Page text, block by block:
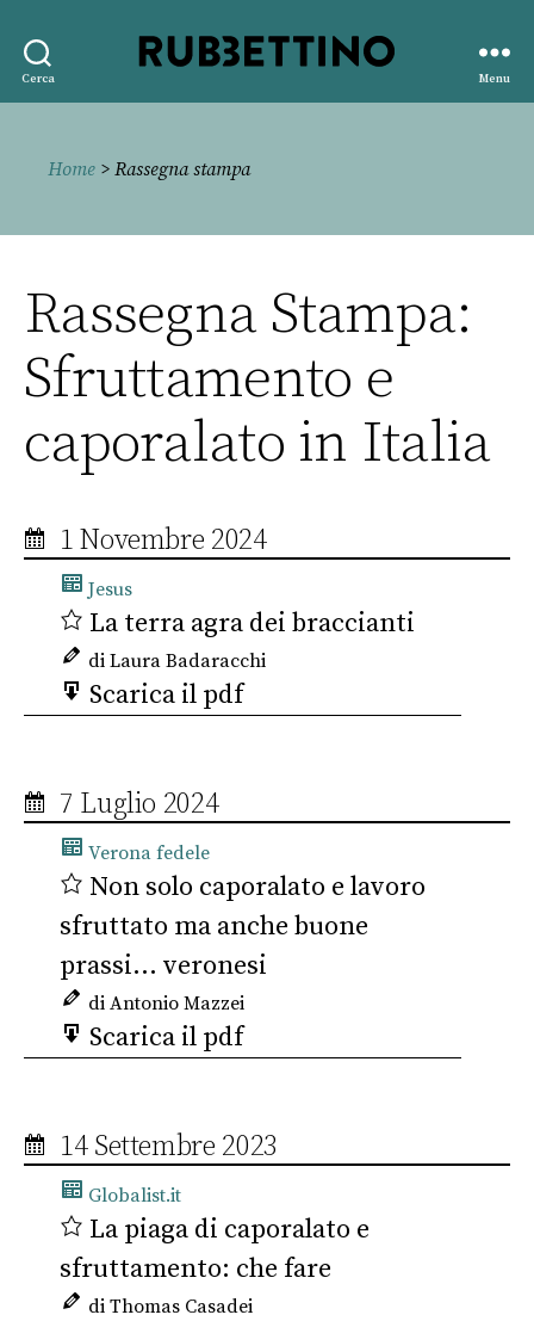
Cerca
editore
Menu
Home > Rassegna stampa
Rassegna Stampa:
Sfruttamento e
caporalato in Italia
1 Novembre 2024
Jesus
La terra agra dei braccianti
di Laura Badaracchi
Scarica il pdf
7 Luglio 2024
Verona fedele
Non solo caporalato e lavoro
sfruttato ma anche buone
prassi… veronesi
di Antonio Mazzei
Scarica il pdf
14 Settembre 2023
Globalist.it
La piaga di caporalato e
sfruttamento: che fare
di Thomas Casadei